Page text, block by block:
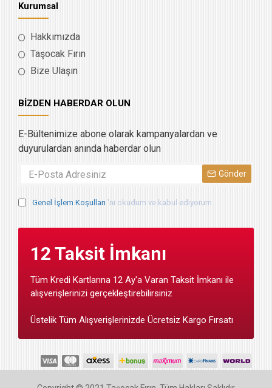
Kurumsal
Hakkımızda
Taşocak Fırın
Bize Ulaşın
BİZDEN HABERDAR OLUN
E-Bültenimize abone olarak kampanyalardan ve
duyurulardan anında haberdar olun
Gönder
Genel İşlem Koşulları 'ni okudum ve kabul ediyorum.
12 Taksit İmkanı
Tüm Kredi Kartlarına 12 Ay'a Varan Taksit İmkanı ile
alışverişlerinizi gerçekleştirebilirsiniz
Üstelik Tüm Alışverişlerinizde Ücretsiz Kargo Fırsatı